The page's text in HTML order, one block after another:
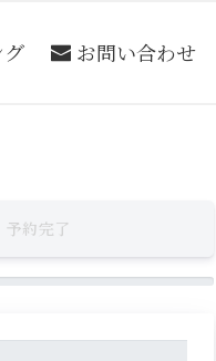
グ お問い合わせ
予約完了